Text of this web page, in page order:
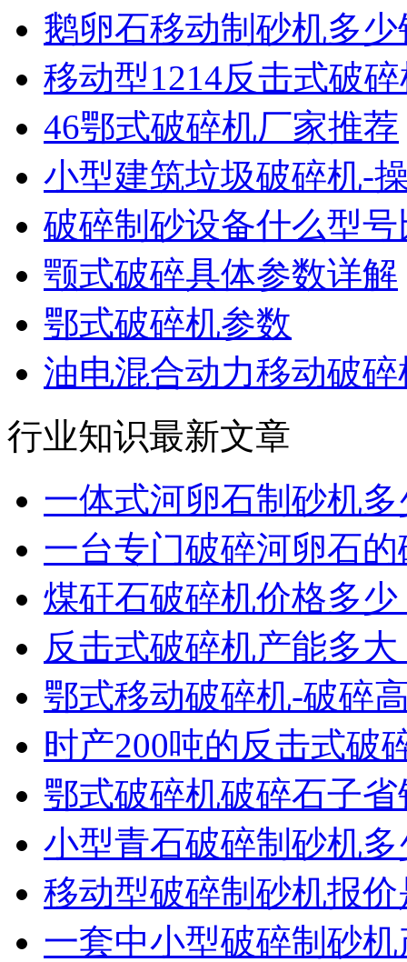
鹅卵石移动制砂机多
移动型1214反击式破
46鄂式破碎机厂家推荐
小型建筑垃圾破碎机-
破碎制砂设备什么型
颚式破碎具体参数详解
鄂式破碎机参数
油电混合动力移动破
行业知识最新文章
一体式河卵石制砂机
一台专门破碎河卵石
煤矸石破碎机价格多少
反击式破碎机产能多大
鄂式移动破碎机-破碎
时产200吨的反击式破
鄂式破碎机破碎石子
小型青石破碎制砂机
移动型破碎制砂机报
一套中小型破碎制砂